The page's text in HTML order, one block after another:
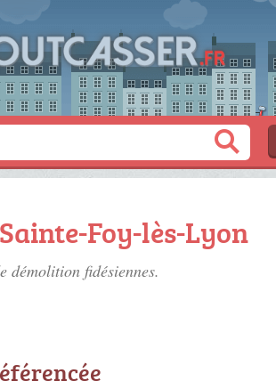
Foy-lès-Lyon
démolition fidésiennes.